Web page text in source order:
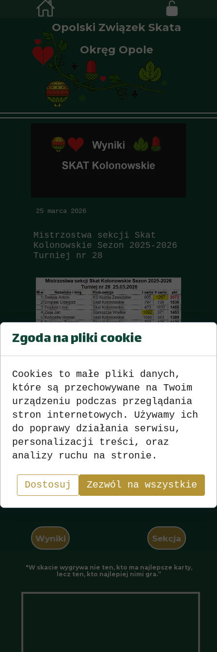
Opolski Związek Skata
Okręg Opole
Wyniki Sekcja
25 marca 2026
Mistrzostwa sekcji Skat
Kolonowskie Sezon 2025-2026
Turniej nr 28
"W skacie wygrywa nie ten, kto ma najlepsze karty,
lecz ten, kto najlepiej nimi gra.”
Zgoda na pliki cookie
Cookies to małe pliki danych,
które są przechowywane na Twoim
urządzeniu podczas przeglądania
stron internetowych. Używamy ich
do poprawy działania serwisu,
personalizacji treści, oraz
analizy ruchu na stronie.
Dostosuj Zezwól na wszystkie